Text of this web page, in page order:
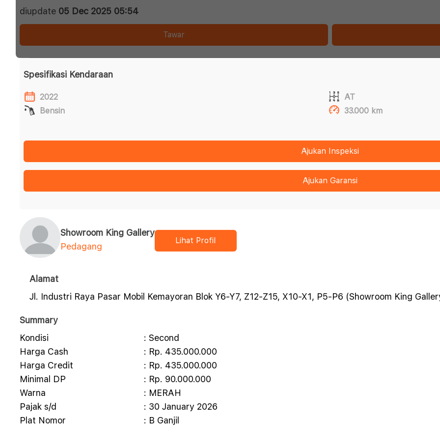
diupdate 05 Dec 2025 05:54
Tawar
Spesifikasi Kendaraan
2022
AT
Bensin
33.000 km
Ajukan Inspeksi
Ajukan Garansi
Showroom King Gallery
Pedagang
Lihat Profil
Alamat
Jl. Industri Raya Pasar Mobil Kemayoran Blok Y6-Y7, Z12-Z15, X10-X1, P5-P6 (Showroom King
Summary
Kondisi
: Second
Harga Cash
: Rp. 435.000.000
Harga Credit
: Rp. 435.000.000
Minimal DP
: Rp. 90.000.000
Warna
: MERAH
Pajak s/d
: 30 January 2026
Plat Nomor
: B Ganjil